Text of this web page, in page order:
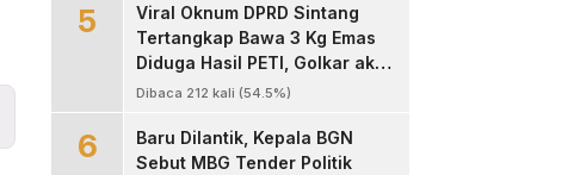
5
Viral Oknum DPRD Sintang
Tertangkap Bawa 3 Kg Emas
Diduga Hasil PETI, Golkar akan
Sanksi Kode Etik
Dibaca 212 kali (54.5%)
6
Baru Dilantik, Kepala BGN
Sebut MBG Tender Politik